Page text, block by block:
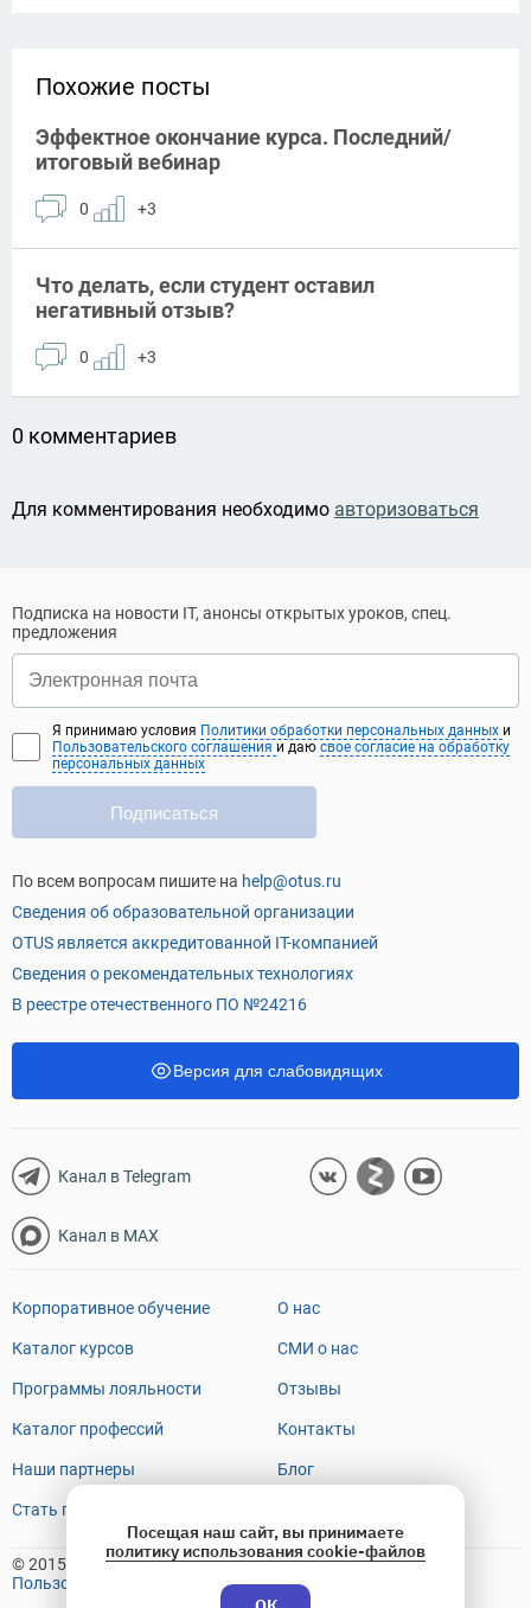
Похожие посты
Эффектное окончание курса. Последний/
итоговый вебинар
0 +3
Что делать, если студент оставил
негативный отзыв?
0 +3
0 комментариев
Для комментирования необходимо авторизоваться
Посещая наш сайт, вы принимаете
политику использования cookie-файлов
Подписка на новости IT, анонсы открытых уроков, спец.
предложения
Подписаться
Я принимаю условия Политики обработки персональных данных и
Пользовательского соглашения и даю свое согласие на обработку
персональных данных
По всем вопросам пишите на help@otus.ru
Сведения об образовательной организации
OTUS является аккредитованной IT-компанией
Сведения о рекомендательных технологиях
В реестре отечественного ПО №24216
Версия для слабовидящих
Канал в Telegram
Канал в MAX
Корпоративное обучение
Каталог курсов
Программы лояльности
Каталог профессий
Наши партнеры
Стать преподавателем
О нас
СМИ о нас
Отзывы
Контакты
Блог
© 2015-2026 OTUS
Пользовательское соглашение